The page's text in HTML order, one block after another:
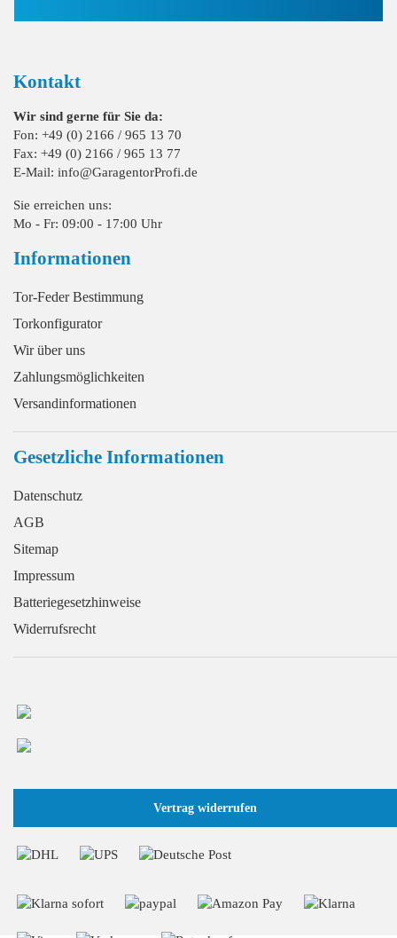
Kontakt
Wir sind gerne für Sie da:
Fon: +49 (0) 2166 / 965 13 70
Fax: +49 (0) 2166 / 965 13 77
E-Mail: info@GaragentorProfi.de
Sie erreichen uns:
Mo - Fr: 09:00 - 17:00 Uhr
Informationen
Tor-Feder Bestimmung
Torkonfigurator
Wir über uns
Zahlungsmöglichkeiten
Versandinformationen
Gesetzliche Informationen
Datenschutz
AGB
Sitemap
Impressum
Batteriegesetzhinweise
Widerrufsrecht
Vertrag widerrufen